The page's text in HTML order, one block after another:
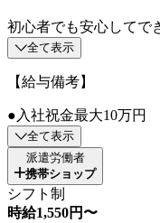
初心者でも安心してで
全て表示
【給与備考】
●入社祝金最大10万円
全て表示
派遣労働者
携帯ショップ
シフト制
時給1,550円〜